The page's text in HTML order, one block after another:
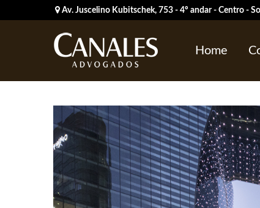
Av. Juscelino Kubitschek, 753 - 4º andar - Centro -
Home